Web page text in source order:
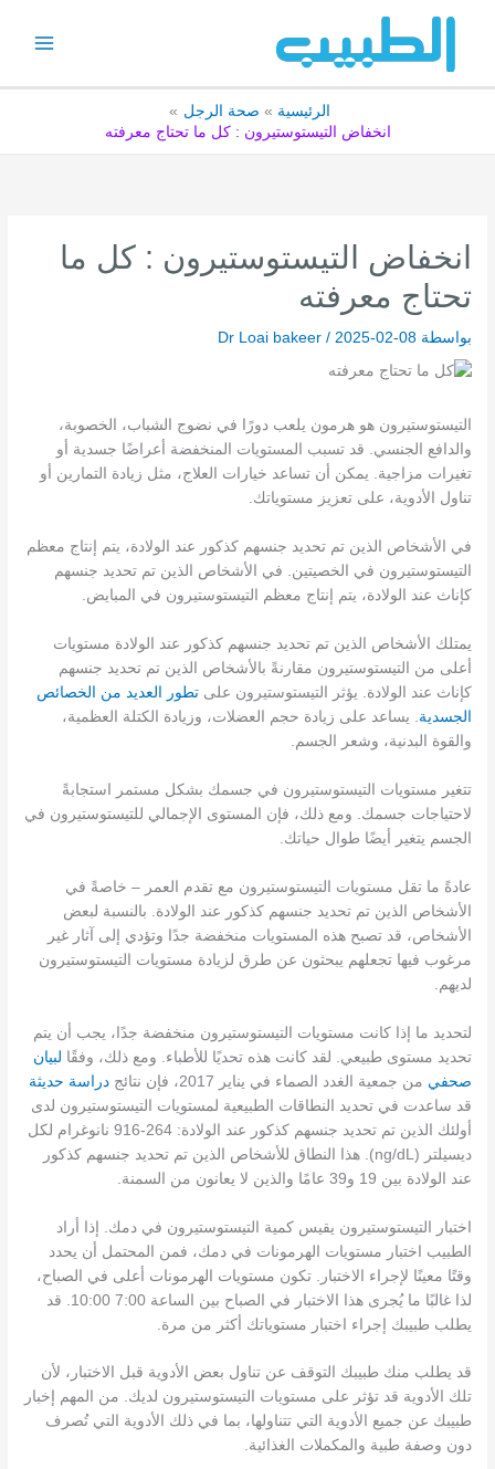
الرئيسية
صحة الرجل
انخفاض التيستوستيرون : كل ما تحتاج معرفته
انخفاض التيستوستيرون : كل ما
تحتاج معرفته
بواسطة Dr Loai bakeer / 2025-02-08
التيستوستيرون هو هرمون يلعب دورًا في نضوج الشباب، الخصوبة،
والدافع الجنسي. قد تسبب المستويات المنخفضة أعراضًا جسدية أو
تغيرات مزاجية. يمكن أن تساعد خيارات العلاج، مثل زيادة التمارين أو
تناول الأدوية، على تعزيز مستوياتك.
في الأشخاص الذين تم تحديد جنسهم كذكور عند الولادة، يتم إنتاج معظم
التيستوستيرون في الخصيتين. في الأشخاص الذين تم تحديد جنسهم
كإناث عند الولادة، يتم إنتاج معظم التيستوستيرون في المبايض.
يمتلك الأشخاص الذين تم تحديد جنسهم كذكور عند الولادة مستويات
أعلى من التيستوستيرون مقارنةً بالأشخاص الذين تم تحديد جنسهم
كإناث عند الولادة. يؤثر التيستوستيرون علىتطور العديد من الخصائص
الجسدية. يساعد على زيادة حجم العضلات، وزيادة الكتلة العظمية،
والقوة البدنية، وشعر الجسم.
تتغير مستويات التيستوستيرون في جسمك بشكل مستمر استجابةً
لاحتياجات جسمك. ومع ذلك، فإن المستوى الإجمالي للتيستوستيرون في
الجسم يتغير أيضًا طوال حياتك.
عادةً ما تقل مستويات التيستوستيرون مع تقدم العمر – خاصةً في
الأشخاص الذين تم تحديد جنسهم كذكور عند الولادة. بالنسبة لبعض
الأشخاص، قد تصبح هذه المستويات منخفضة جدًا وتؤدي إلى آثار غير
مرغوب فيها تجعلهم يبحثون عن طرق لزيادة مستويات التيستوستيرون
لديهم.
لتحديد ما إذا كانت مستويات التيستوستيرون منخفضة جدًا، يجب أن يتم
تحديد مستوى طبيعي. لقد كانت هذه تحديًا للأطباء. ومع ذلك، وفقًا لبيان
صحفي من جمعية الغدد الصماء في يناير 2017، فإن نتائج
دراسة حديثة
قد ساعدت في تحديد النطاقات الطبيعية لمستويات التيستوستيرون لدى
أولئك الذين تم تحديد جنسهم كذكور عند الولادة: 264-916 نانوغرام لكل
ديسيلتر (ng/dL). هذا النطاق للأشخاص الذين تم تحديد جنسهم كذكور
عند الولادة بين 19 و39 عامًا والذين لا يعانون من السمنة.
اختبار التيستوستيرون يقيس كمية التيستوستيرون في دمك. إذا أراد
الطبيب اختبار مستويات الهرمونات في دمك، فمن المحتمل أن يحدد
وقتًا معينًا لإجراء الاختبار. تكون مستويات الهرمونات أعلى في الصباح،
لذا غالبًا ما يُجرى هذا الاختبار في الصباح بين الساعة 7:00 10:00. قد
يطلب طبيبك إجراء اختبار مستوياتك أكثر من مرة.
قد يطلب منك طبيبك التوقف عن تناول بعض الأدوية قبل الاختبار، لأن
تلك الأدوية قد تؤثر على مستويات التيستوستيرون لديك. من المهم إخبار
طبيبك عن جميع الأدوية التي تتناولها، بما في ذلك الأدوية التي تُصرف
دون وصفة طبية والمكملات الغذائية.